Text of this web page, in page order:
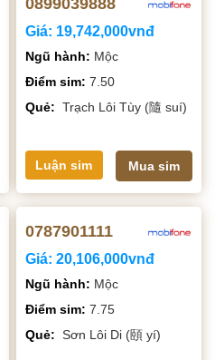
0899039888
Giá: 19,742,000vnđ
Ngũ hành: Mộc
Điểm sim:7.50
Quẻ: Trạch Lôi Tùy (隨 suí)
Luận sim Mua sim
0787901111
Giá:20,106,000vnđ
Ngũ hành: Mộc
Điểm sim:7.75
Quẻ: Sơn Lôi Di (頤 yí)